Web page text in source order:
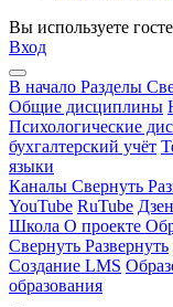
Вы используете
Вход
В начало Разделы
Общие дисциплины
Психологические
бухгалтерский учёт
языки
Каналы Свернуть
YouTube RuTube Дзен
Школа О проекте
Свернуть Развернуть
Создание LMS
образования